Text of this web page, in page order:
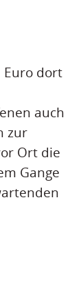
Euro dort
auch
zur
Ort die
Gange